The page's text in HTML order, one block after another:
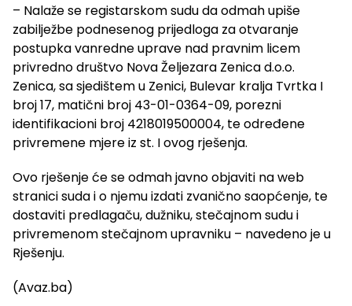
– Nalaže se registarskom sudu da odmah upiše
zabilježbe podnesenog prijedloga za otvaranje
postupka vanredne uprave nad pravnim licem
privredno društvo Nova Željezara Zenica d.o.o.
Zenica, sa sjedištem u Zenici, Bulevar kralja Tvrtka I
broj 17, matični broj 43-01-0364-09, porezni
identifikacioni broj 4218019500004, te određene
privremene mjere iz st. I ovog rješenja.
Ovo rješenje će se odmah javno objaviti na web
stranici suda i o njemu izdati zvanično saopćenje, te
dostaviti predlagaču, dužniku, stečajnom sudu i
privremenom stečajnom upravniku – navedeno je u
Rješenju.
(Avaz.ba)